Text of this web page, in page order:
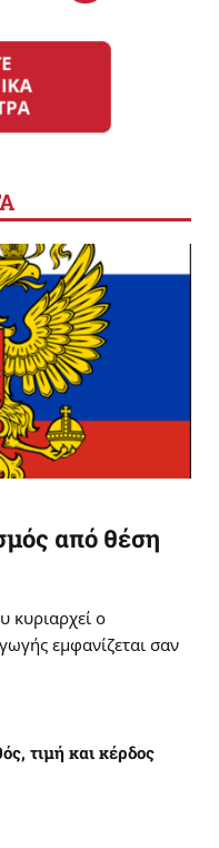
από θέση
κυριαρχεί ο
εμφανίζεται σαν
τιμή και κέρδος